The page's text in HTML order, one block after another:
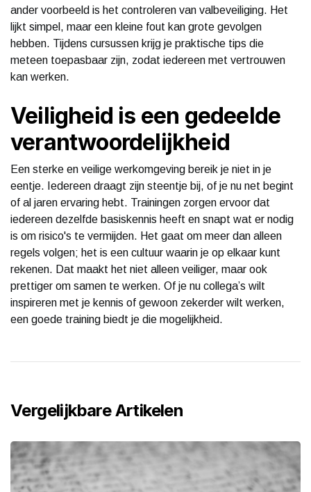
ander voorbeeld is het controleren van valbeveiliging. Het
lijkt simpel, maar een kleine fout kan grote gevolgen
hebben. Tijdens cursussen krijg je praktische tips die
meteen toepasbaar zijn, zodat iedereen met vertrouwen
kan werken.
Veiligheid is een gedeelde
verantwoordelijkheid
Een sterke en veilige werkomgeving bereik je niet in je
eentje. Iedereen draagt zijn steentje bij, of je nu net begint
of al jaren ervaring hebt. Trainingen zorgen ervoor dat
iedereen dezelfde basiskennis heeft en snapt wat er nodig
is om risico's te vermijden. Het gaat om meer dan alleen
regels volgen; het is een cultuur waarin je op elkaar kunt
rekenen. Dat maakt het niet alleen veiliger, maar ook
prettiger om samen te werken. Of je nu collega’s wilt
inspireren met je kennis of gewoon zekerder wilt werken,
een goede training biedt je die mogelijkheid.
Vergelijkbare Artikelen